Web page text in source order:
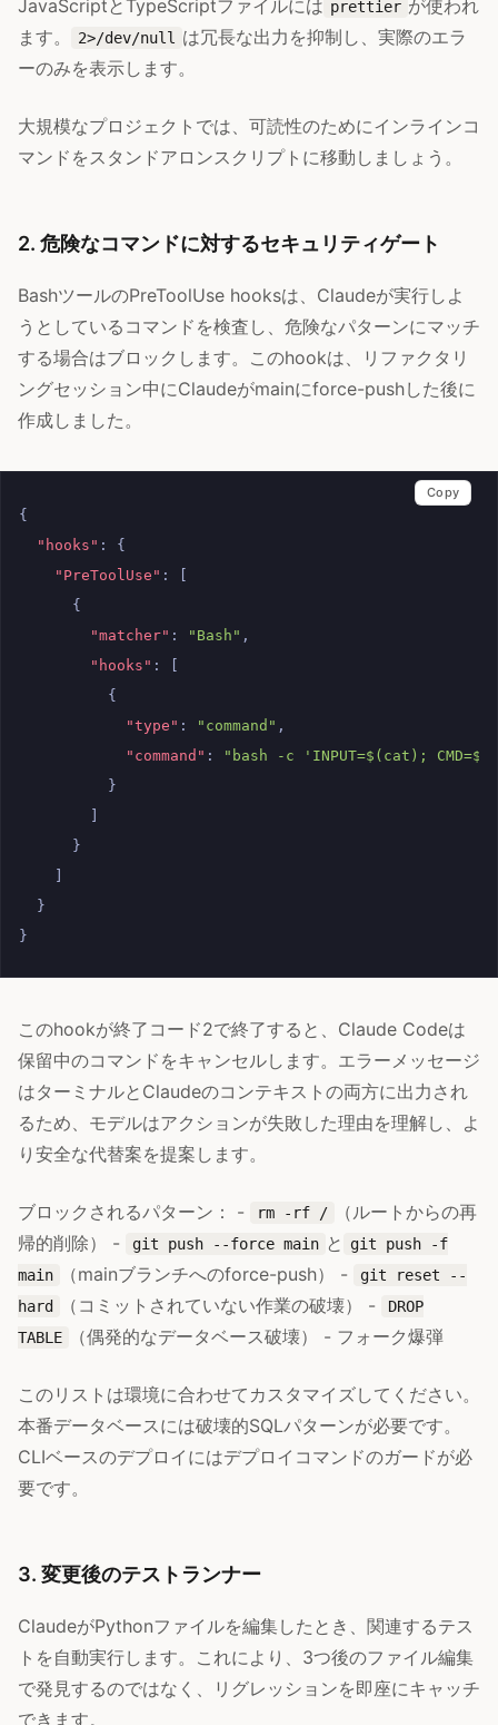
JavaScriptとTypeScriptファイルには prettier が使われ
ます。
2>/dev/null
は冗長な出力を抑制し、実際のエラ
ーのみを表示します。
大規模なプロジェクトでは、可読性のためにインラインコ
マンドをスタンドアロンスクリプトに移動しましょう。
2. 危険なコマンドに対するセキュリティゲート
BashツールのPreToolUse hooksは、Claudeが実行しよ
うとしているコマンドを検査し、危険なパターンにマッチ
する場合はブロックします。このhookは、リファクタリ
ングセッション中にClaudeがmainにforce-pushした後に
作成しました。
{
"hooks" :
{
"PreToolUse" :
{
"matcher" : "Bash" ,
"hooks" :
{
"type" : "command" ,
"command" :
"bash -c 'INPUT=$(cat);
}
}
}
}
Copy
このhookが終了コード2で終了すると、Claude Codeは
保留中のコマンドをキャンセルします。エラーメッセージ
はターミナルとClaudeのコンテキストの両方に出力され
るため、モデルはアクションが失敗した理由を理解し、よ
り安全な代替案を提案します。
ブロックされるパターン： - rm -rf /
（ルートからの再
帰的削除） -
git push --force main と
git push -f
main
（mainブランチへのforce-push） -
git reset --
hard
（コミットされていない作業の破壊） -
DROP
TABLE
（偶発的なデータベース破壊） - フォーク爆弾
このリストは環境に合わせてカスタマイズしてください。
本番データベースには破壊的SQLパターンが必要です。
CLIベースのデプロイにはデプロイコマンドのガードが必
要です。
3. 変更後のテストランナー
ClaudeがPythonファイルを編集したとき、関連するテス
トを自動実行します。これにより、3つ後のファイル編集
で発見するのではなく、リグレッションを即座にキャッチ
できます。